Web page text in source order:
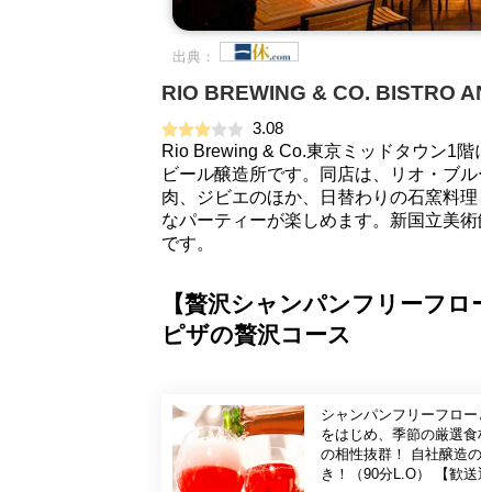
出典：
RIO BREWING & CO. BISTRO
3.08
Rio Brewing & Co.東京ミッドタウン1
ビール醸造所です。同店は、リオ・ブ
肉、ジビエのほか、日替わりの石窯料
なパーティーが楽しめます。新国立美
です。
【贅沢シャンパンフリーフ
ピザの贅沢コース
シャンパンフリーフロ
をはじめ、季節の厳選
の相性抜群！ 自社醸造
き！（90分L.O） 【歓